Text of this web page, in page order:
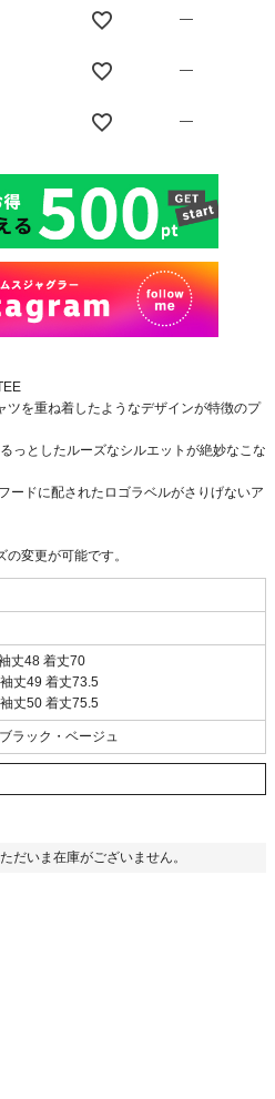
—
—
—
ツを重ね着したようなデザインが特徴のプ
っとしたルーズなシルエットが絶妙なこな
ードに配されたロゴラベルがさりげないア
変更が可能です。
丈48 着丈70
丈49 着丈73.5
丈50 着丈75.5
ラック・ベージュ
だいま在庫がございません。